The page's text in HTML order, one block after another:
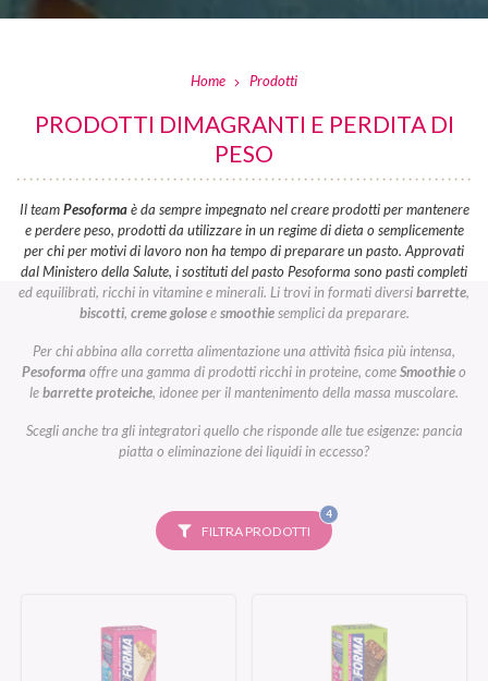
Home Prodotti
PRODOTTI DIMAGRANTI E PERDITA DI
PESO
Il teamPesoformaè da sempre impegnato nel creare prodotti per mantenere
e perdere peso, prodotti da utilizzare in un regime di dieta o semplicemente
per chi per motivi di lavoro non ha tempo di preparare un pasto. Approvati
dal Ministero della Salute, i sostituti del pasto Pesoforma sono pasti completi
ed equilibrati, ricchi in vitamine e minerali. Li trovi in formati diversibarrette,
biscotti, creme goloseesmoothiesemplici da preparare.
Per chi abbina alla corretta alimentazione una attività fisica più intensa,
Pesoformaoffre una gamma di prodotti ricchi in proteine, comeSmoothieo
lebarrette proteiche, idonee per il mantenimento della massa muscolare.
Scegli anche tra gli integratori quello che risponde alle tue esigenze: pancia
piatta o eliminazione dei liquidi in eccesso?
FILTRA PRODOTTI
4FILTRI
SELEZIONATI